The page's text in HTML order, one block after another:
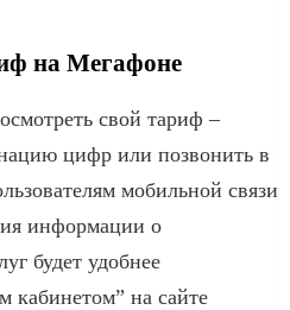
на Мегафоне
свой тариф –
цифр или позвонить в
мобильной связи
информации о
будет удобнее
кабинетом” на сайте